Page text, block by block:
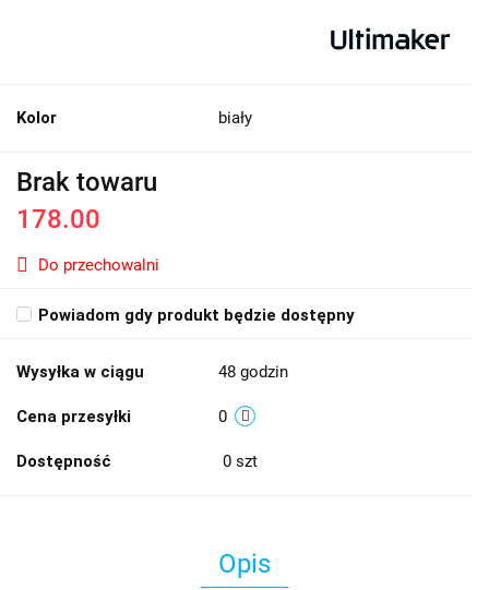
Kolor biały
Brak towaru
178.00
Do przechowalni
Powiadom gdy produkt będzie dostępny
Wysyłka w ciągu 48 godzin
Cena przesyłki 0
Dostępność 0 szt
Opis